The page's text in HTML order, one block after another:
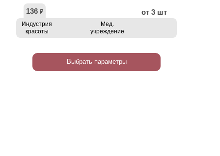
136 ₽ от 3 шт
Индустрия
красоты
Мед.
учреждение
Выбрать параметры